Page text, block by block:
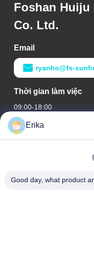
Foshan Huiju
Co. Ltd.
Email
ryanho@fs-
Thời gian làm việc
09:00-18:00
Địa chỉ của chúng tôi
Tòa nhà quốc tế Weiye,
Erika
Good day, what product